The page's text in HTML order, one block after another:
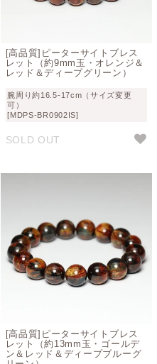
[高品質]ピーターサイトブレス
レット（約9mm玉・オレンジ＆
レッド＆ディープグリーン）
腕周り約16.5-17cm（サイズ変更
可）
[MDPS-BR0902IS]
SOLD OUT
[高品質]ピーターサイトブレス
レット（約13mm玉・ゴールデ
ン＆レッド＆ディープブルーグ